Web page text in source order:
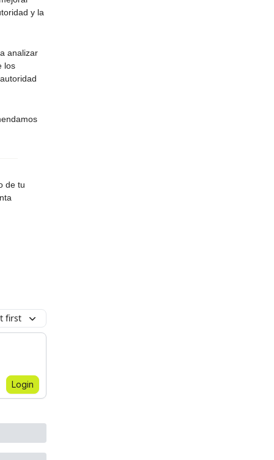
y la
analizar
los
de tu
first
Login